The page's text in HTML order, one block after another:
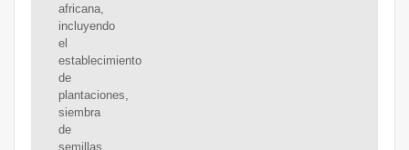
africana,
incluyendo
el
establecimiento
de
plantaciones,
siembra
de
semillas,